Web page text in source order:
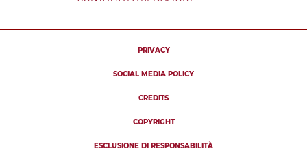
PRIVACY
SOCIAL MEDIA POLICY
CREDITS
COPYRIGHT
ESCLUSIONE DI RESPONSABILITÀ